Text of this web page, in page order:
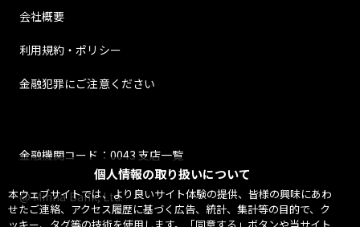
個人情報の取り扱いについて
本ウェブサイトでは、より良いサイト体験の提供、皆様の興味にあわ
せたご連絡、アクセス履歴に基づく広告、統計、集計等の目的で、ク
会社概要
利用規約・ポリシー
金融犯罪にご注意ください
金融機関コード：0043 支店一覧
@ Minna Bank, Ltd.